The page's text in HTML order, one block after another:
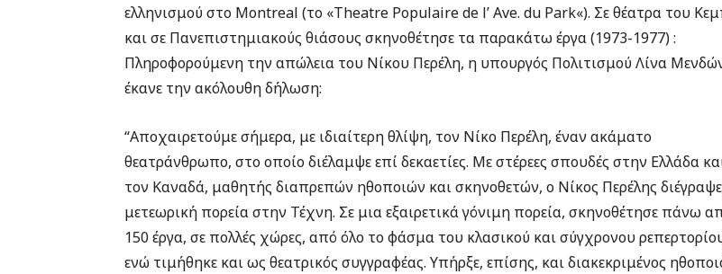
ελληνισμού στο Montreal (το «Theatre Populaire de l’ Ave. du Park«). Σε θέατρα του
και σε Πανεπιστημιακούς θιάσους σκηνοθέτησε τα παρακάτω έργα (1973-1977) :
Πληροφορούμενη την απώλεια του Νίκου Περέλη, η υπουργός Πολιτισμού Λίνα
έκανε την ακόλουθη δήλωση:
“Αποχαιρετούμε σήμερα, με ιδιαίτερη θλίψη, τον Νίκο Περέλη, έναν ακάματο
θεατράνθρωπο, στο οποίο διέλαμψε επί δεκαετίες. Με στέρεες σπουδές στην Ελλάδα
τον Καναδά, μαθητής διαπρεπών ηθοποιών και σκηνοθετών, ο Νίκος Περέλης
μετεωρική πορεία στην Τέχνη. Σε μια εξαιρετικά γόνιμη πορεία, σκηνοθέτησε πάνω
150 έργα, σε πολλές χώρες, από όλο το φάσμα του κλασικού και σύγχρονου
ενώ τιμήθηκε και ως θεατρικός συγγραφέας. Υπήρξε, επίσης, και διακεκριμένος